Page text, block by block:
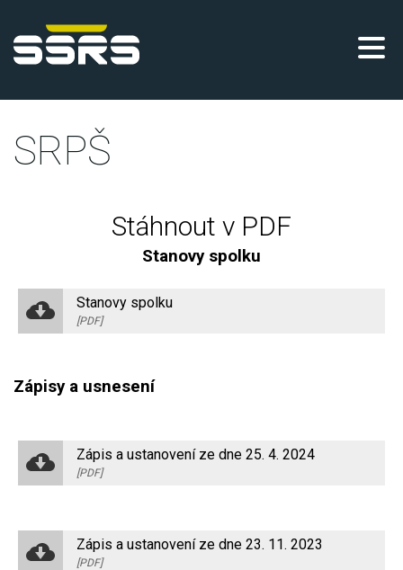
SRPŠ
Stáhnout v PDF
Stanovy spolku
Stanovy spolku
[PDF]
Zápisy a usnesení
Zápis a ustanovení ze dne 25. 4. 2024
[PDF]
Zápis a ustanovení ze dne 23. 11. 2023
[PDF]